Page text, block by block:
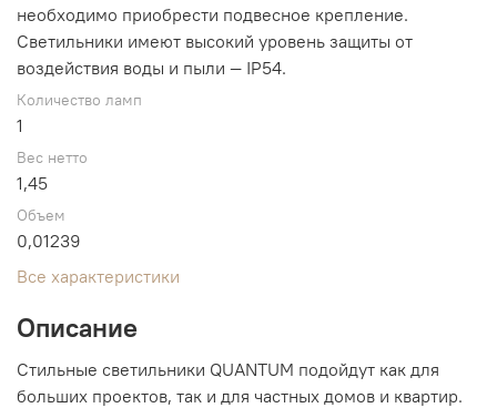
необходимо приобрести подвесное крепление.
Светильники имеют высокий уровень защиты от
воздействия воды и пыли — IP54.
Количество ламп
1
Вес нетто
1,45
Объем
0,01239
Все характеристики
Описание
Стильные светильники QUANTUM подойдут как для
больших проектов, так и для частных домов и квартир.